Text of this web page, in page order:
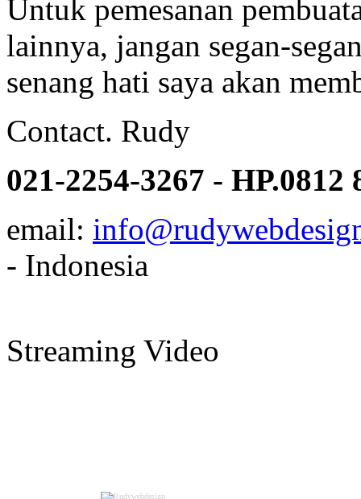
Untuk pemesanan
lainnya, jangan segan-
senang hati saya akan
Contact. Rudy
021-2254-3267 - HP.0812
email:
- Indonesia
Streaming Video